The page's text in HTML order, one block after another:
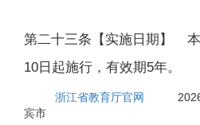
第二十三条【实施日期】 本
10日起施行，有效期5年。
浙江省教育厅官网
宾市